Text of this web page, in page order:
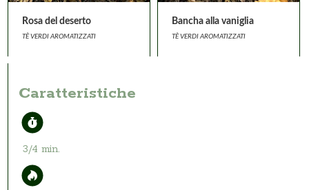
Rosa del deserto
TÈ VERDI AROMATIZZATI
Bancha alla vaniglia
TÈ VERDI AROMATIZZATI
Caratteristiche
3/4 min.